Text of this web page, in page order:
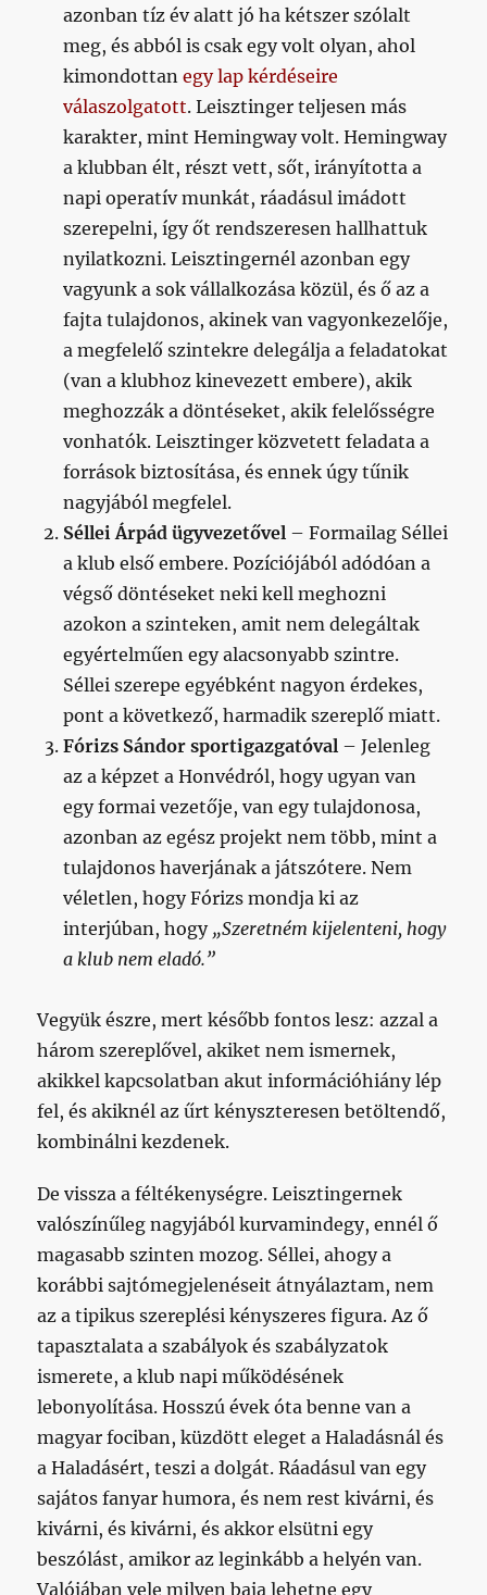
azonban tíz év alatt jó ha kétszer szólalt
meg, és abból is csak egy volt olyan, ahol
kimondottanegy lap kérdéseire
válaszolgatott. Leisztinger teljesen más
karakter, mint Hemingway volt. Hemingway
a klubban élt, részt vett, sőt, irányította a
napi operatív munkát, ráadásul imádott
szerepelni, így őt rendszeresen hallhattuk
nyilatkozni. Leisztingernél azonban egy
vagyunk a sok vállalkozása közül, és ő az a
fajta tulajdonos, akinek van vagyonkezelője,
a megfelelő szintekre delegálja a feladatokat
(van a klubhoz kinevezett embere), akik
meghozzák a döntéseket, akik felelősségre
vonhatók. Leisztinger közvetett feladata a
források biztosítása, és ennek úgy tűnik
nagyjából megfelel.
Séllei Árpád ügyvezetővel – Formailag Séllei
a klub első embere. Pozíciójából adódóan a
végső döntéseket neki kell meghozni
azokon a szinteken, amit nem delegáltak
egyértelműen egy alacsonyabb szintre.
Séllei szerepe egyébként nagyon érdekes,
pont a következő, harmadik szereplő miatt.
Fórizs Sándor sportigazgatóval – Jelenleg
az a képzet a Honvédról, hogy ugyan van
egy formai vezetője, van egy tulajdonosa,
azonban az egész projekt nem több, mint a
tulajdonos haverjának a játszótere. Nem
véletlen, hogy Fórizs mondja ki az
interjúban, hogy „Szeretném kijelenteni, hogy
a klub nem eladó.”
Vegyük észre, mert később fontos lesz: azzal a
három szereplővel, akiket nem ismernek,
akikkel kapcsolatban akut információhiány lép
fel, és akiknél az űrt kényszteresen betöltendő,
kombinálni kezdenek.
De vissza a féltékenységre. Leisztingernek
valószínűleg nagyjából kurvamindegy, ennél ő
magasabb szinten mozog. Séllei, ahogy a
korábbi sajtómegjelenéseit átnyálaztam, nem
az a tipikus szereplési kényszeres figura. Az ő
tapasztalata a szabályok és szabályzatok
ismerete, a klub napi működésének
lebonyolítása. Hosszú évek óta benne van a
magyar fociban, küzdött eleget a Haladásnál és
a Haladásért, teszi a dolgát. Ráadásul van egy
sajátos fanyar humora, és nem rest kivárni, és
kivárni, és kivárni, és akkor elsütni egy
beszólást, amikor az leginkább a helyén van.
Valójában vele milyen baja lehetne egy